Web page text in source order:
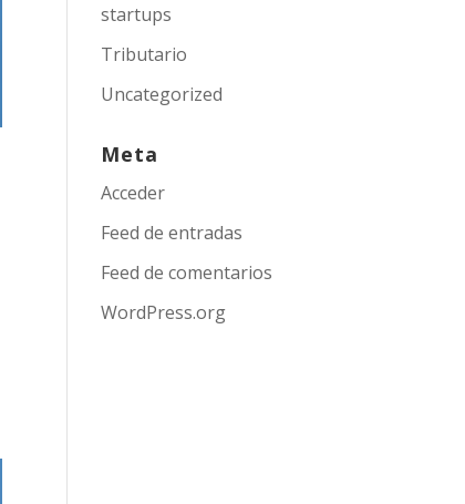
startups
Tributario
Uncategorized
Meta
Acceder
Feed de entradas
Feed de comentarios
WordPress.org